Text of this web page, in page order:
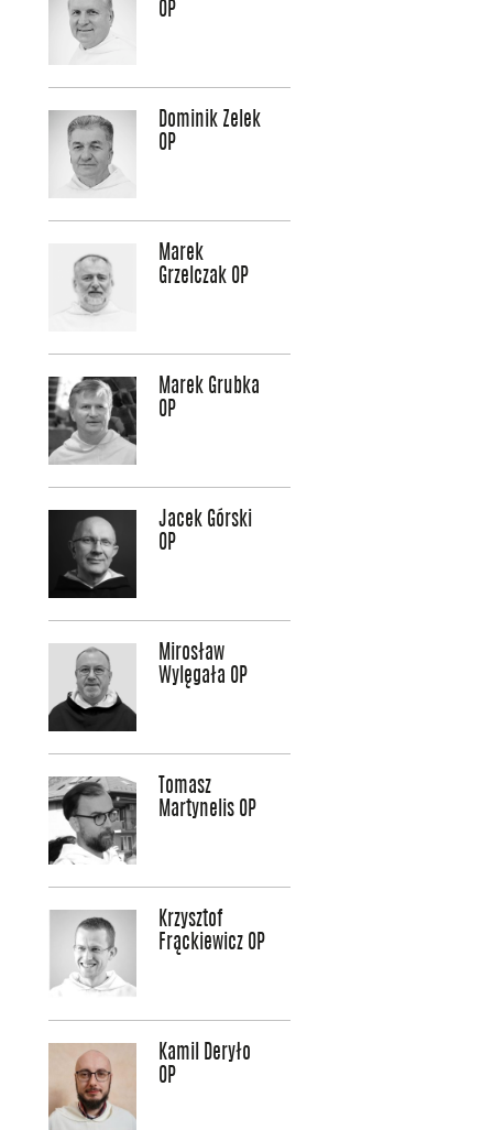
OP
Dominik Zelek
OP
Marek
Grzelczak OP
Marek Grubka
OP
Jacek Górski
OP
Mirosław
Wylęgała OP
Tomasz
Martynelis OP
Krzysztof
Frąckiewicz OP
Kamil Deryło
OP